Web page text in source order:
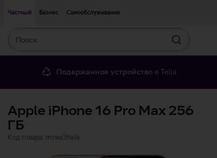
Частный
Бизнес Самообслуживание
Искать
Подержанное устройство в Telia
Apple iPhone 16 Pro Max 256
ГБ
Код товара: mywx3hx/a